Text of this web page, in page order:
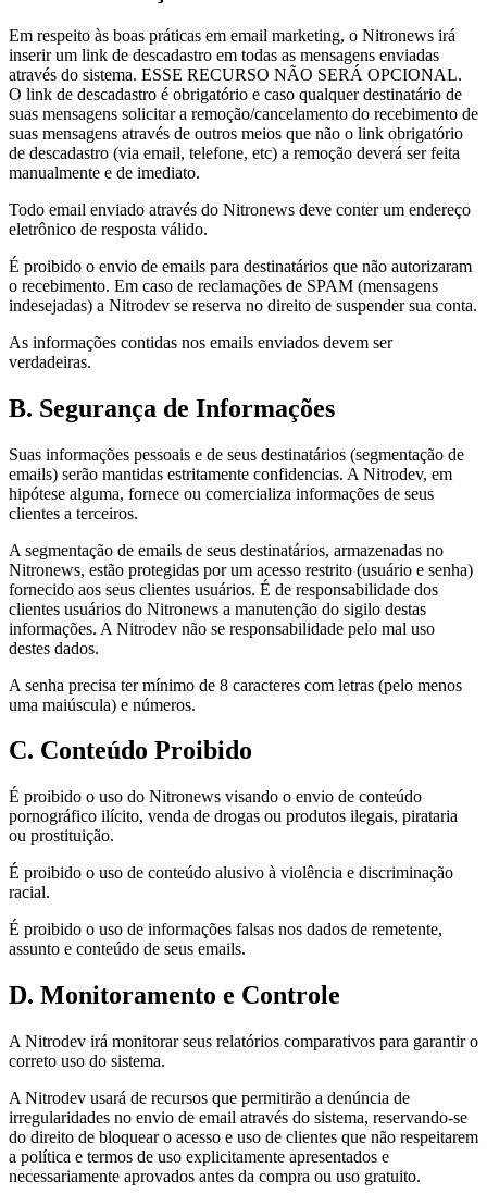
Em respeito às boas práticas em email marketing, o Nitronews irá
inserir um link de descadastro em todas as mensagens enviadas
através do sistema. ESSE RECURSO NÃO SERÁ OPCIONAL.
O link de descadastro é obrigatório e caso qualquer destinatário de
suas mensagens solicitar a remoção/cancelamento do recebimento de
suas mensagens através de outros meios que não o link obrigatório
de descadastro (via email, telefone, etc) a remoção deverá ser feita
manualmente e de imediato.
Todo email enviado através do Nitronews deve conter um endereço
eletrônico de resposta válido.
É proibido o envio de emails para destinatários que não autorizaram
o recebimento. Em caso de reclamações de SPAM (mensagens
indesejadas) a Nitrodev se reserva no direito de suspender sua conta.
As informações contidas nos emails enviados devem ser
verdadeiras.
B. Segurança de Informações
Suas informações pessoais e de seus destinatários (segmentação de
emails) serão mantidas estritamente confidencias. A Nitrodev, em
hipótese alguma, fornece ou comercializa informações de seus
clientes a terceiros.
A segmentação de emails de seus destinatários, armazenadas no
Nitronews, estão protegidas por um acesso restrito (usuário e senha)
fornecido aos seus clientes usuários. É de responsabilidade dos
clientes usuários do Nitronews a manutenção do sigilo destas
informações. A Nitrodev não se responsabilidade pelo mal uso
destes dados.
A senha precisa ter mínimo de 8 caracteres com letras (pelo menos
uma maiúscula) e números.
C. Conteúdo Proibido
É proibido o uso do Nitronews visando o envio de conteúdo
pornográfico ilícito, venda de drogas ou produtos ilegais, pirataria
ou prostituição.
É proibido o uso de conteúdo alusivo à violência e discriminação
racial.
É proibido o uso de informações falsas nos dados de remetente,
assunto e conteúdo de seus emails.
D. Monitoramento e Controle
A Nitrodev irá monitorar seus relatórios comparativos para garantir o
correto uso do sistema.
A Nitrodev usará de recursos que permitirão a denúncia de
irregularidades no envio de email através do sistema, reservando-se
do direito de bloquear o acesso e uso de clientes que não respeitarem
a política e termos de uso explicitamente apresentados e
necessariamente aprovados antes da compra ou uso gratuito.